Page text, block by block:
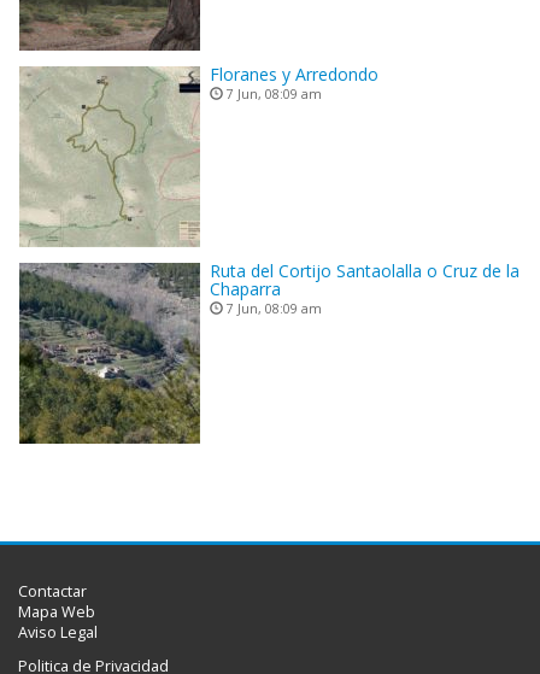
Floranes y Arredondo
7 Jun, 08:09 am
Ruta del Cortijo Santaolalla o Cruz de la
Chaparra
7 Jun, 08:09 am
Contactar
Mapa Web
Aviso Legal
Politica de Privacidad